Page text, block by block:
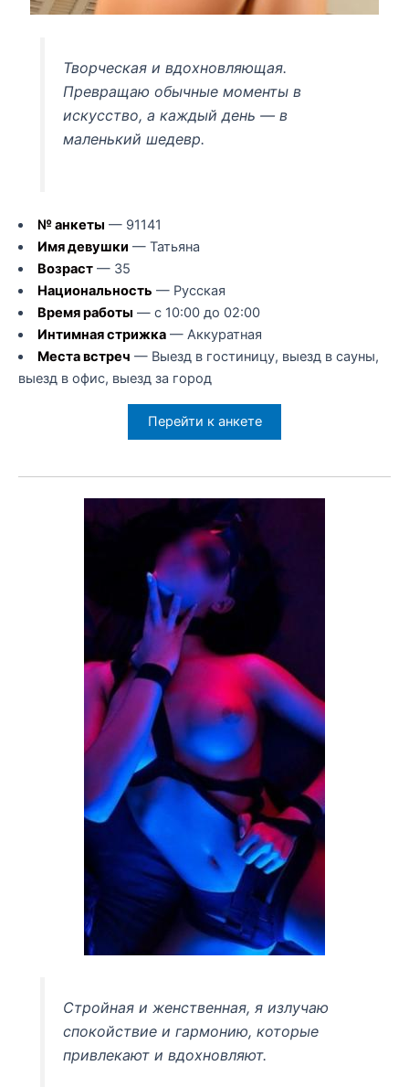
Творческая и вдохновляющая.
Превращаю обычные моменты в
искусство, а каждый день — в
маленький шедевр.
№ анкеты — 91141
Имя девушки — Татьяна
Возраст— 35
Национальность — Русская
Время работы — с 10:00 до 02:00
Интимная стрижка— Аккуратная
Места встреч — Выезд в гостиницу, выезд в сауны,
выезд в офис, выезд за город
Перейти к анкете
Стройная и женственная, я излучаю
спокойствие и гармонию, которые
привлекают и вдохновляют.